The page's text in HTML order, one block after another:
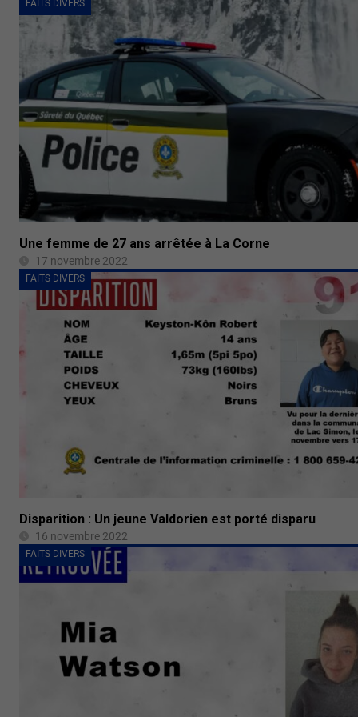
FAITS DIVERS
Une femme de 27 ans arrêtée à La Corne
17 novembre 2022
FAITS DIVERS
Disparition : Un jeune Valdorien est porté disparu
16 novembre 2022
FAITS DIVERS